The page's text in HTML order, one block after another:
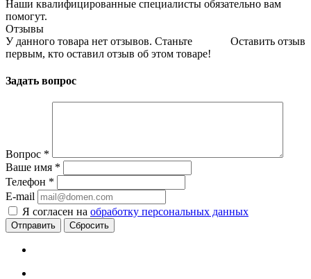
Наши квалифицированные специалисты обязательно вам
помогут.
Отзывы
Оставить отзыв
У данного товара нет отзывов. Станьте
первым, кто оставил отзыв об этом товаре!
Задать вопрос
Вопрос *
Ваше имя *
Телефон *
E-mail
Я согласен на обработку персональных данных
Сбросить